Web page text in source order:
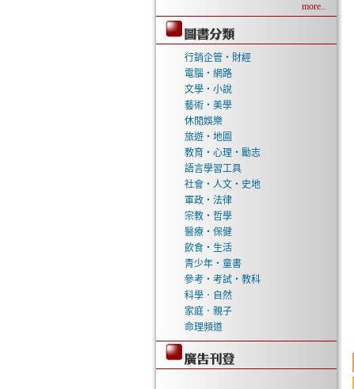
more..
行銷企管‧財經
電腦‧網路
文學‧小說
藝術‧美學
休閒娛樂
旅遊‧地圖
教育‧心理‧勵志
語言學習工具
社會‧人文‧史地
軍政‧法律
宗教‧哲學
醫療‧保健
飲食‧生活
青少年‧童書
參考‧考試‧教科
科學．自然
家庭．親子
命理頻道